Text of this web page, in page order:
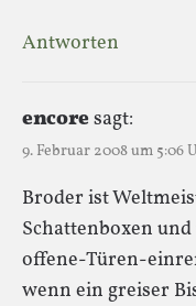
Antworten
encoresagt:
9. Februar 2008 um 5:06
Broder ist
Schattenboxen
offene-Türen-
wenn ein greiser